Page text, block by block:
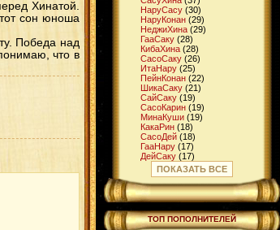
Хинатой.
сон юноша
Победа над
что в
НаруСасу (30)
НаруКонан (29)
НеджиХина (29)
ГааСаку (28)
КибаХина (28)
СасоСаку (26)
ИтаНару (25)
ПейнКонан (22)
ШикаСаку (21)
СайСаку (19)
СасоКарин (19)
МинаКуши (19)
КакаРин (18)
СасоДей (18)
ГааНару (17)
ДейСаку (17)
ШикаИно(16)
ГааМацу(16)
ДжираЦуна(15)
ЧоджиИно(14)
КибаТен(14)
СуйКарин(14)
КибаНару(13)
ПОКАЗАТЬ ВСЕ
ТОП ПОПОЛНИТЕЛЕЙ